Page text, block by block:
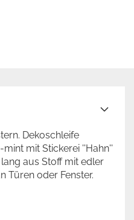
Dekoschleife
mit Stickerei ''Hahn''
aus Stoff mit edler
Türen oder Fenster.